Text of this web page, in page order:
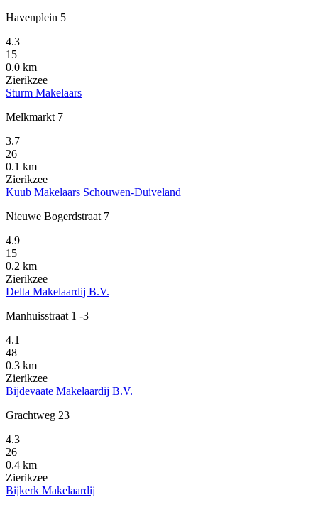
Havenplein 5
4.3
15
0.0 km
Zierikzee
Sturm Makelaars
Melkmarkt 7
3.7
26
0.1 km
Zierikzee
Kuub Makelaars Schouwen-Duiveland
Nieuwe Bogerdstraat 7
4.9
15
0.2 km
Zierikzee
Delta Makelaardij B.V.
Manhuisstraat 1 -3
4.1
48
0.3 km
Zierikzee
Bijdevaate Makelaardij B.V.
Grachtweg 23
4.3
26
0.4 km
Zierikzee
Bijkerk Makelaardij